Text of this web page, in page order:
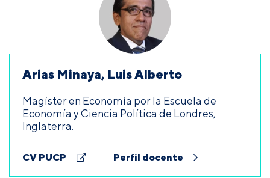
Arias Minaya, Luis Alberto
Magíster en Economía por la Escuela de
Economía y Ciencia Política de Londres,
Inglaterra.
CV PUCP Perfil docente